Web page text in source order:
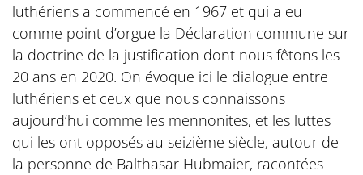
luthériens a commencé en 1967 et qui a eu
comme point d’orgue la Déclaration commune sur
la doctrine de la justification dont nous fêtons les
20 ans en 2020. On évoque ici le dialogue entre
luthériens et ceux que nous connaissons
aujourd’hui comme les mennonites, et les luttes
qui les ont opposés au seizième siècle, autour de
la personne de Balthasar Hubmaier, racontées